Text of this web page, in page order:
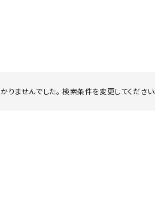
ませんでした。 検索条件を変更してください